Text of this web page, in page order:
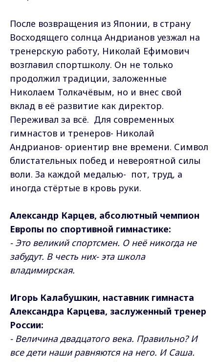
После возвращения из Японии, в страну
Восходящего солнца Андрианов уезжал на
тренерскую работу, Николай Ефимович
возглавил спортшколу. Он не только
продолжил традиции, заложенные
Николаем Толкачёвым, но и внес свой
вклад в её развитие как директор.
Переживал за всё. Для современных
гимнастов и тренеров- Николай
Андрианов- ориентир вне времени. Символ
блистательных побед и невероятной силы
воли. За каждой медалью- пот, труд, а
иногда стёртые в кровь руки.
Александр Карцев, абсолютный чемпион
Европы по спортивной гимнастике:
- Это великий спортсмен. О неё никогда не
забудут. В честь них- эта школа
владимирская.
Игорь Калабушкин, наставник гимнаста
Александра Карцева, заслуженный тренер
России:
- Величина двадцатого века. Правильно? И
все дети наши равняются на него. И Саша.